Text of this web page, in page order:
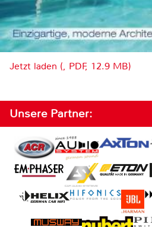
Jetzt laden (, PDF, 12.9 MB)
Unsere Partner: